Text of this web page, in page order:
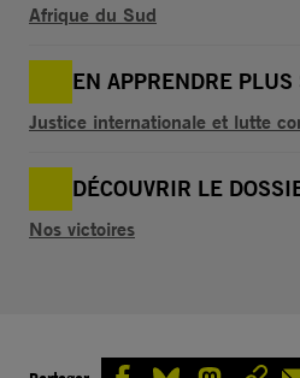
Afrique du Sud
EN APPRENDRE
Justice internationale et lutte
DÉCOUVRIR LE
Nos victoires